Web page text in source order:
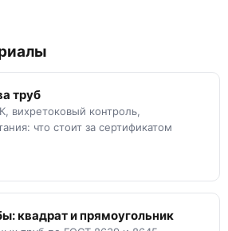
труб
вихретоковый контроль,
что стоит за сертификатом
квадрат и прямоугольник